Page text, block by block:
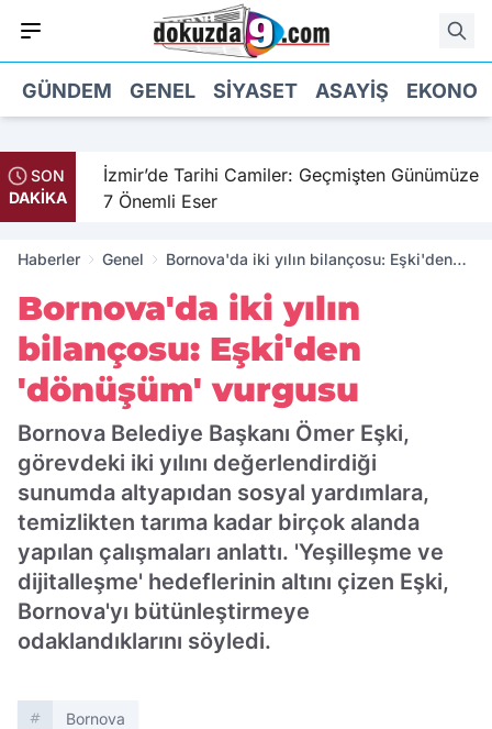
GÜNDEM GENEL SIYASET ASAYIŞ
SON
DAKİKA
İzmir’de Tarihi Camiler: Geçmişten Günümüze
7 Önemli Eser
Haberler Genel
Bornova'da iki yılın bilançosu: Eşki'den
Bornova'da iki yılın
bilançosu: Eşki'den
'dönüşüm' vurgusu
Bornova Belediye Başkanı Ömer Eşki,
görevdeki iki yılını değerlendirdiği
sunumda altyapıdan sosyal yardımlara,
temizlikten tarıma kadar birçok alanda
yapılan çalışmaları anlattı. 'Yeşilleşme ve
dijitalleşme' hedeflerinin altını çizen Eşki,
Bornova'yı bütünleştirmeye
odaklandıklarını söyledi.
Bornova